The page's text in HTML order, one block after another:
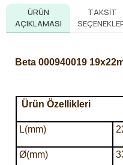
ÜRÜN
AÇIKLAMASI
TAKSIT
Beta 000940019
Ürün Özellikleri
L(mm)
Ø(mm)